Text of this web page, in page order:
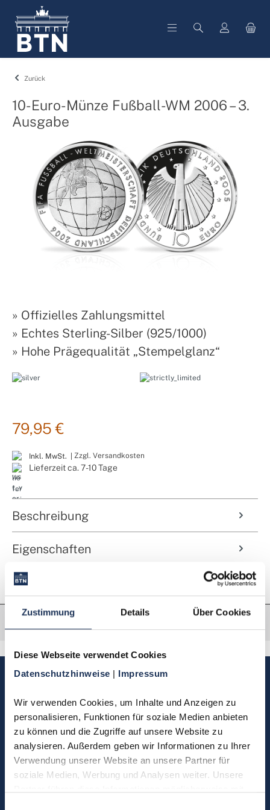
Zustimmung Details Über Cookies
Diese Webseite verwendet Cookies
Datenschutzhinweise | Impressum
Wir verwenden Cookies, um Inhalte und Anzeigen zu
personalisieren, Funktionen für soziale Medien anbieten
zu können und die Zugriffe auf unsere Website zu
analysieren. Außerdem geben wir Informationen zu Ihrer
Verwendung unserer Website an unsere Partner für
soziale Medien, Werbung und Analysen weiter. Unsere
springen
Zurück
10-Euro-Münze Fußball-WM 2006 – 3.
Ausgabe
» Offizielles Zahlungsmittel
» Echtes Sterling-Silber (925/1000)
» Hohe Prägequalität „Stempelglanz“
79,95 €
Inkl. MwSt. | Zzgl. Versandkosten
Lieferzeit ca. 7-10 Tage
Beschreibung
Eigenschaften
Sie haben Fragen, möchten
Bestellung zurücksenden?
Kontakt